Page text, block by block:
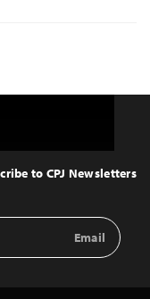
Top
to CPJ Newsletters:
Email
Address